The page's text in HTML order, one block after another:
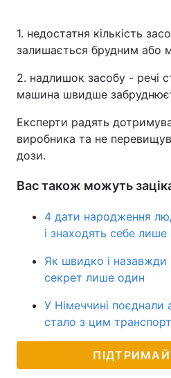
1. недостатня кількість
залишається брудним або
2. надлишок засобу - речі
машина швидше
Експерти радять
виробника та не
дози.
Вас також можуть
4 дати народження
і знаходять себе
Як швидко і назавжди
секрет лише один
У Німеччині поєднали
стало з цим